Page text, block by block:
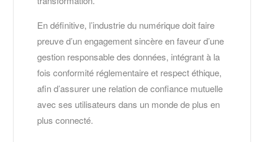
En définitive, l’industrie du numérique doit faire
preuve d’un engagement sincère en faveur d’une
gestion responsable des données, intégrant à la
fois conformité réglementaire et respect éthique,
afin d’assurer une relation de confiance mutuelle
avec ses utilisateurs dans un monde de plus en
plus connecté.